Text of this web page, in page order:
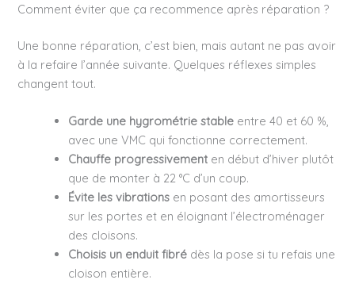
Comment éviter que ça recommence après réparation ?
Une bonne réparation, c’est bien, mais autant ne pas avoir
à la refaire l’année suivante. Quelques réflexes simples
changent tout.
Garde une hygrométrie stable entre 40 et 60 %,
avec une VMC qui fonctionne correctement.
Chauffe progressivement en début d’hiver plutôt
que de monter à 22 °C d’un coup.
Évite les vibrations en posant des amortisseurs
sur les portes et en éloignant l’électroménager
des cloisons.
Choisis un enduit fibré dès la pose si tu refais une
cloison entière.